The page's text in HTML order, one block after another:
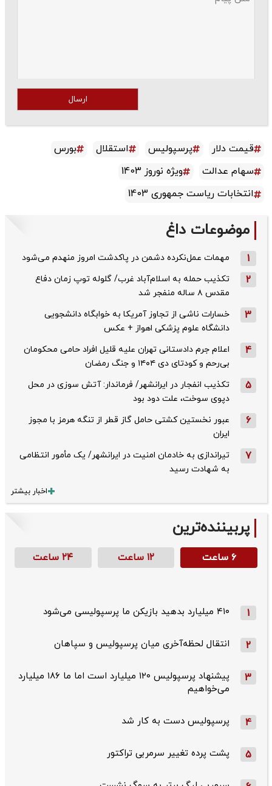
ارسال
قیمت دلار پرسپولیس استقلال
بورس
سهام عدالت
ویژه نوروز 1403
انتخابات ریاست جمهوری 1403
موضوعات داغ
1 مهمات عمل‌نکرده دشمن در پاکدشت امروز منهدم می‌شود
2
تکذیب حمله به اسلام‌آباد غرب/ گلوله توپ زمان دفاع
مقدس ۸ ساله منفجر شد
3
خسارات ناشی از تجاوز آمریکا به خوابگاه دانشجویی
دانشگاه علوم پزشکی اهواز + عکس
4
اعلام جرم دادستانی تهران علیه قلیل افراد حامی محکومان
بی‌رحم و کودتای دی‌ ۱۴۰۴ و جنگ رمضان
5
تکذیب ‌انفجار در ایرانشهر/ فرماندار: آتش سوزی در محل
دپوی سوخت، علت دود بود
6
عبور نخستین کشتی حامل گاز قطر از تنگه هرمز با مجوز
ایران
7
تیراندازی به خادمان امنیت در ایرانشهر/ یک مأمور انتظامی
به شهادت رسید
اخبار بیشتر
پربیننده‌ترین
۶ ساعت ۱۲ ساعت ۲۴ ساعت
1 ۴۱۰ میلیارد بدهید بازیکن ما پرسپولیسی می‌شود
2 انتقال لحظه‌آخری میان پرسپولیس و سپاهان
3
پیشنهاد پرسپولیس ۱۲۰ میلیارد است اما ما ۱۸۶ میلیارد
می‌خواهیم
4 پرسپولیس دست به کار شد
5 پشت پرده تغییر سرمربی تراکتور